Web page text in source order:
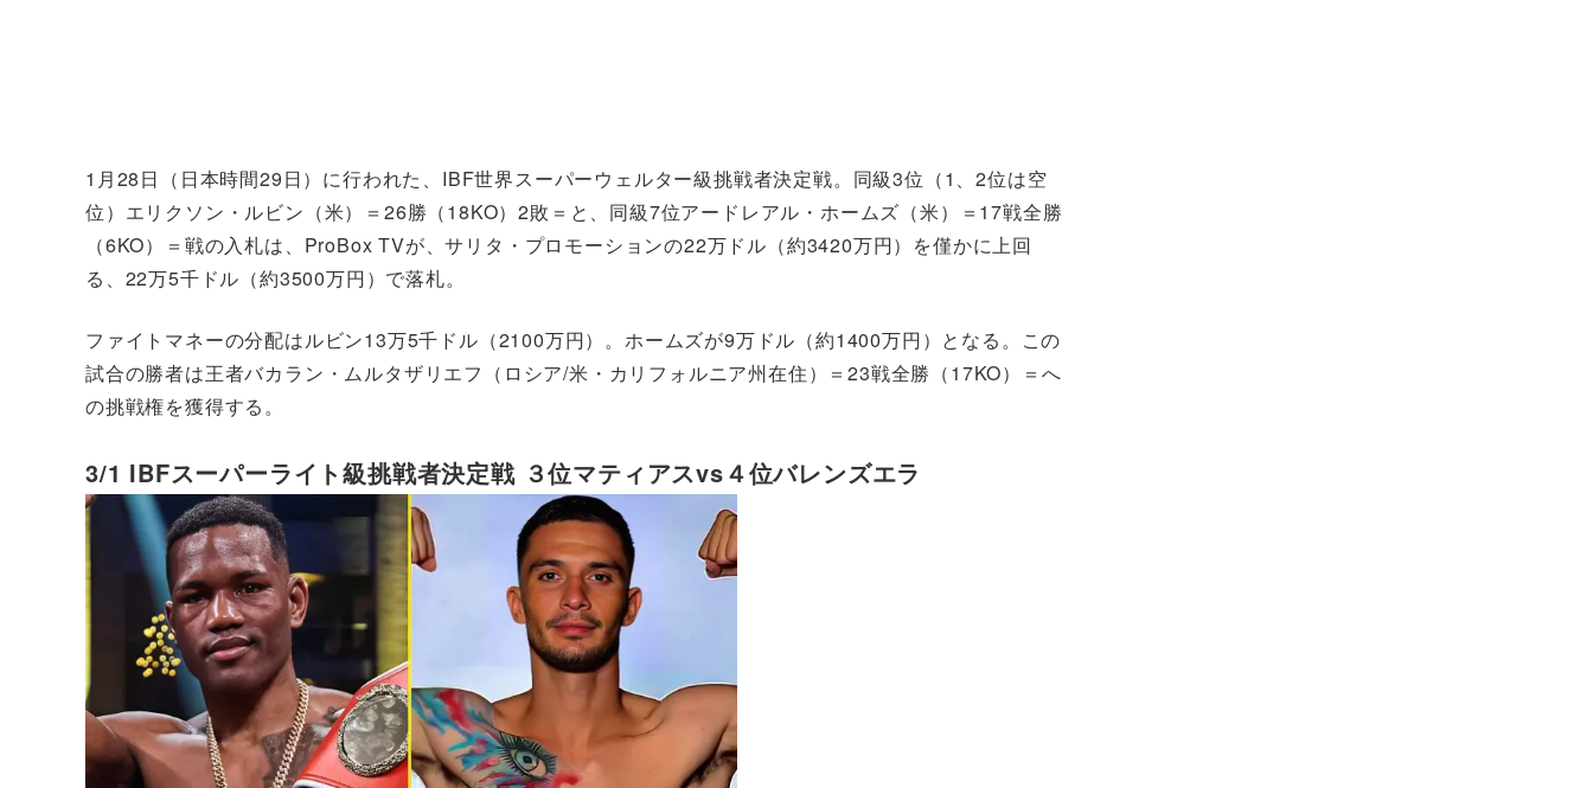
1月28日（日本時間29日）に行われた、IBF世界スーパーウェルター級挑戦者決定戦。同級3位（1、2位は空
位）エリクソン・ルビン（米）＝26勝（18KO）2敗＝と、同級7位アードレアル・ホームズ（米）＝17戦全勝
（6KO）＝戦の入札は、ProBox TVが、サリタ・プロモーションの22万ドル（約3420万円）を僅かに上回
る、22万5千ドル（約3500万円）で落札。
ファイトマネーの分配はルビン13万5千ドル（2100万円）。ホームズが9万ドル（約1400万円）となる。この
試合の勝者は王者バカラン・ムルタザリエフ（ロシア/米・カリフォルニア州在住）＝23戦全勝（17KO）＝へ
の挑戦権を獲得する。
3/1 IBFスーパーライト級挑戦者決定戦 ３位マティアスvs４位バレンズエラ